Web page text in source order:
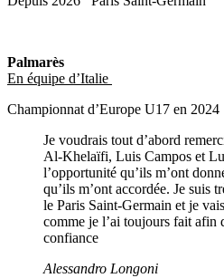
Palmarès
En équipe d’Italie
Championnat d’Europe U17 en 2024
Je voudrais tout d’abord
Al-Khelaïfi, Luis Campos et
l’opportunité qu’ils m’ont
qu’ils m’ont accordée. Je suis
le Paris Saint-Germain et je
comme je l’ai toujours fait afin
confiance
Alessandro Longoni